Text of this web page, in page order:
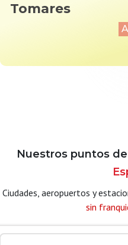
Tomares
Nuestros puntos
Ciudades, aeropuertos y
sin